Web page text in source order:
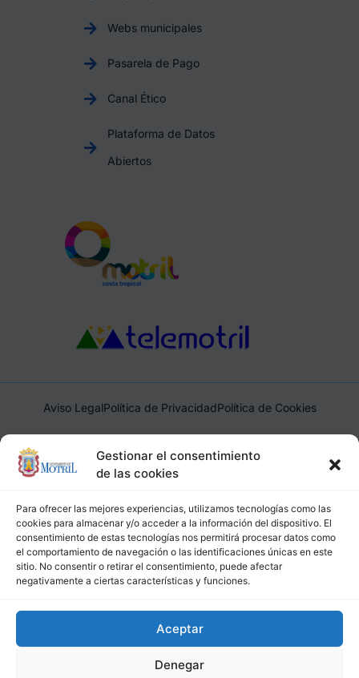
Gestionar el consentimiento
de las cookies
Para ofrecer las mejores experiencias, utilizamos tecnologías como las
cookies para almacenar y/o acceder a la información del dispositivo. El
consentimiento de estas tecnologías nos permitirá procesar datos como
el comportamiento de navegación o las identificaciones únicas en este
sitio. No consentir o retirar el consentimiento, puede afectar
negativamente a ciertas características y funciones.
Aceptar
Denegar
Webs municipales
Pasarela de Pago
Canal Ético
Plataforma de Datos
Abiertos
Aviso LegalPolítica de PrivacidadPolítica de Cookies
Ayuntamiento de Motril, Plaza de España, 1, 18600, Motril,
(Granada), CIF: P1814200J, DIR3: L01181400